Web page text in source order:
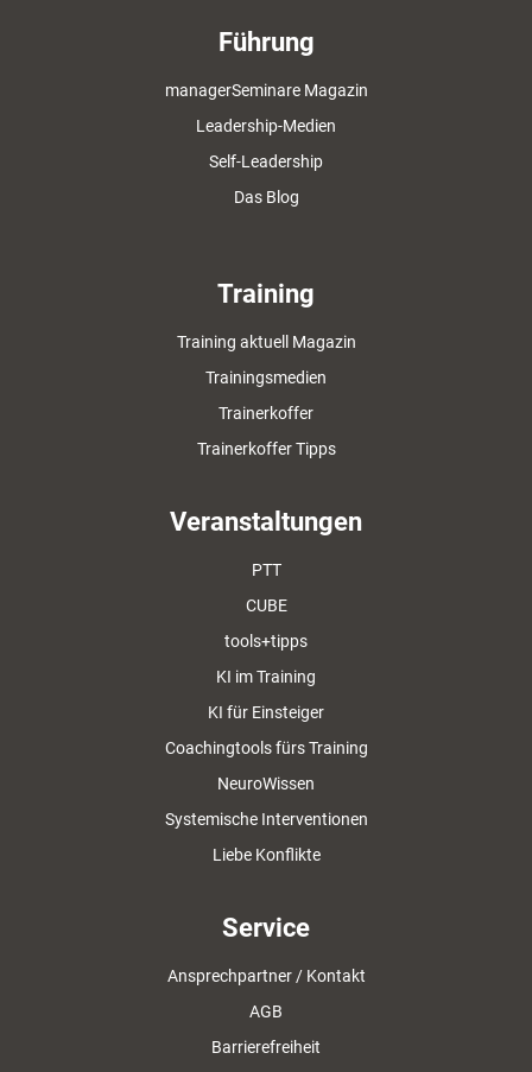
Führung
managerSeminare Magazin
Leadership-Medien
Self-Leadership
Das Blog
Training
Training aktuell Magazin
Trainingsmedien
Trainerkoffer
Trainerkoffer Tipps
Veranstaltungen
PTT
CUBE
tools+tipps
KI im Training
KI für Einsteiger
Coachingtools fürs Training
NeuroWissen
Systemische Interventionen
Liebe Konflikte
Service
Ansprechpartner / Kontakt
AGB
Barrierefreiheit